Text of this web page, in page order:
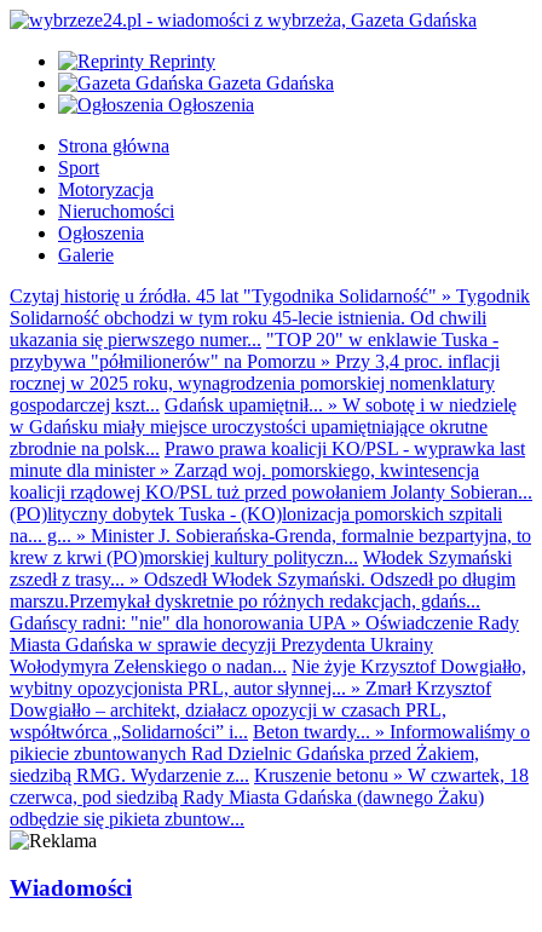
Reprinty
Gazeta Gdańska
Ogłoszenia
Strona główna
Sport
Motoryzacja
Nieruchomości
Ogłoszenia
Galerie
Czytaj historię u źródła. 45 lat "Tygodnika Solidarność" » Tygodnik
Solidarność obchodzi w tym roku 45-lecie istnienia. Od chwili
ukazania się pierwszego numer... "TOP 20" w enklawie Tuska -
przybywa "półmilionerów" na Pomorzu » Przy 3,4 proc. inflacji
rocznej w 2025 roku, wynagrodzenia pomorskiej nomenklatury
gospodarczej kszt... Gdańsk upamiętnił... » W sobotę i w niedzielę
w Gdańsku miały miejsce uroczystości upamiętniające okrutne
zbrodnie na polsk... Prawo prawa koalicji KO/PSL - wyprawka last
minute dla minister» Zarząd woj. pomorskiego, kwintesencja
koalicji rządowej KO/PSL tuż przed powołaniem Jolanty Sobieran...
(PO)lityczny dobytek Tuska - (KO)lonizacja pomorskich szpitali
na... g... » Minister J. Sobierańska-Grenda, formalnie bezpartyjna, to
krew z krwi (PO)morskiej kultury polityczn... Włodek Szymański
zszedł z trasy... » Odszedł Włodek Szymański. Odszedł po długim
marszu.Przemykał dyskretnie po różnych redakcjach, gdańs...
Gdańscy radni: "nie" dla honorowania UPA » Oświadczenie Rady
Miasta Gdańska w sprawie decyzji Prezydenta Ukrainy
Wołodymyra Zełenskiego o nadan... Nie żyje Krzysztof Dowgiałło,
wybitny opozycjonista PRL, autor słynnej... » Zmarł Krzysztof
Dowgiałło – architekt, działacz opozycji w czasach PRL,
współtwórca „Solidarności” i... Beton twardy... » Informowaliśmy o
pikiecie zbuntowanych Rad Dzielnic Gdańska przed Żakiem,
siedzibą RMG. Wydarzenie z... Kruszenie betonu » W czwartek, 18
czerwca, pod siedzibą Rady Miasta Gdańska (dawnego Żaku)
odbędzie się pikieta zbuntow...
Wiadomości